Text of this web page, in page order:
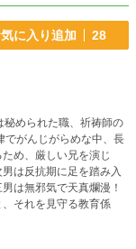
に入り追加 28
め、厳しい兄を演じ
は反抗期に足を踏み入
は無邪気で天真爛漫！
それを見守る教育係